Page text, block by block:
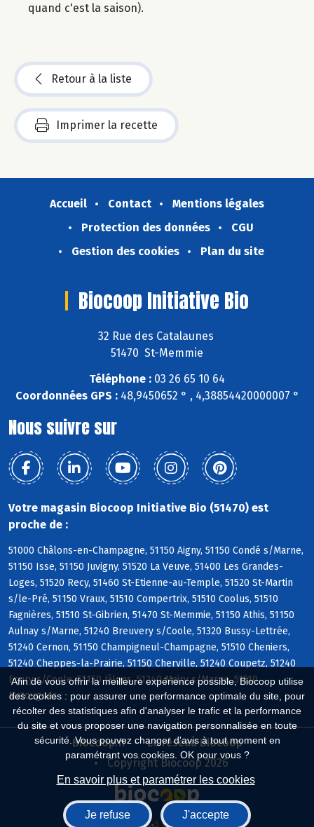
Afin de vous offrir la meilleure expérience possible, Biocoop utilise
des cookies : pour assurer une performance optimale du site, pour
récolter des statistiques afin d'analyser le trafic et la performance
du site et vous proposer une navigation personnalisée en toute
sécurité. Vous pouvez changer d'avis à tout moment en
paramétrant vos cookies. OK pour vous ?
En savoir plus et paramétrer les cookies
Je refuse J'accepte
quand c'est la saison).
Retour à la liste
Imprimer la recette
Accueil Contact
Mentions légales
Protection des données
CGU
Gestion des cookies
Plan du site
Biocoop Initiative Bio
32 Rue des Catalaunes
51470 St-Memmie
Téléphone : 03 26 65 10 64
Coordonnées GPS :48,9450652 ° , 4,38854420000007 °
Nous suivre sur
Votre magasin Biocoop Initiative Bio (51470) est
proche de :
51000 Châlons-en-Champagne, 51150 Aigny, 51150 Condé s/Marne,
51150 Isse, 51150 Juvigny, 51520 La Veuve, 51400 Les Grandes-
Loges, 51520 Recy, 51460 St-Etienne-au-Temple, 51520 St-Martin
s/le-Pré, 51150 Vraux, 51510 Compertrix, 51510 Coolus, 51510
Fagnières, 51510 St-Gibrien, 51470 St-Memmie, 51150 Athis, 51150
Aulnay s/Marne, 51240 Breuvery s/Coole, 51320 Bussy-Lettrée,
51240 Cernon, 51150 Champigneul-Champagne, 51510 Cheniers,
51240 Cheppes-la-Prairie, 51150 Cherville, 51240 Coupetz, 51240
Ecury s/Coole, 51150 Jâlons, 51240 Mairy s/Marne, 51510
Matougues
Biocoop.fr
Le réseau Biocoop
Copyright Biocoop 2026